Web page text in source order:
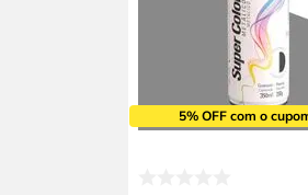
5% OFF com o